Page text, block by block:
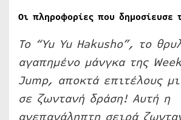
Οι πληροφορίες που
Το “Yu Yu Hakusho”, το
αγαπημένο μάνγκα της
Jump, αποκτά επιτέλους
σε ζωντανή δράση! Αυτή η